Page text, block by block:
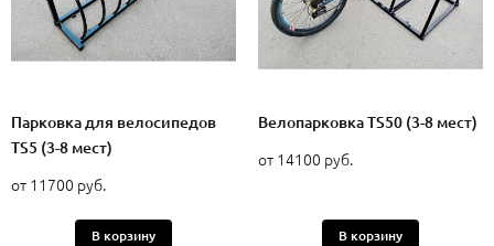
Парковка для велосипедов
TS5 (3-8 мест)
от 11700 руб.
В корзину
Велопарковка TS50 (3-8 мест)
от 14100 руб.
В корзину